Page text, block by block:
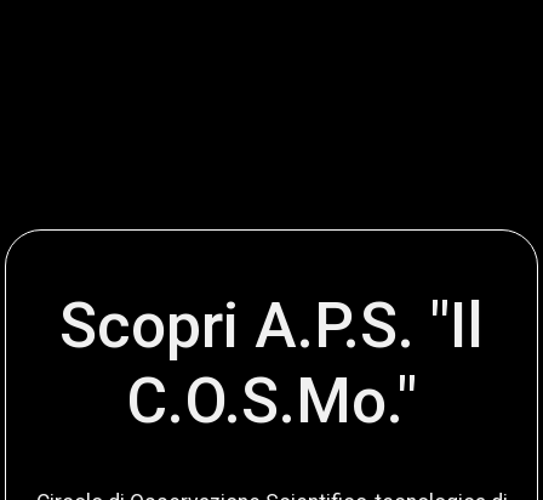
Scopri A.P.S. "Il
C.O.S.Mo."